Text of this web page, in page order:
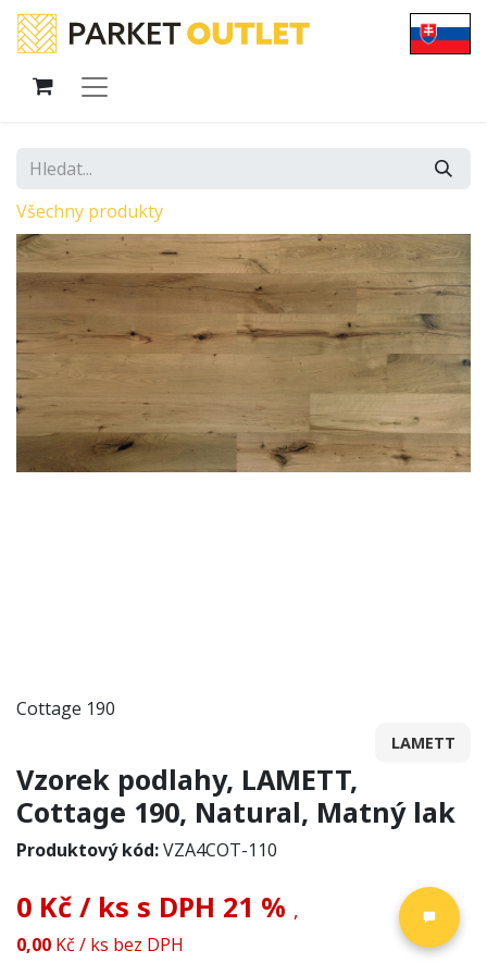
Všechny produkty
Cottage 190
LAMETT
Vzorek podlahy, LAMETT,
Cottage 190, Natural, Matný lak
Produktový kód:VZA4COT-110
0 Kč / ks s DPH 21 % ,
0,00 Kč / ks bez DPH